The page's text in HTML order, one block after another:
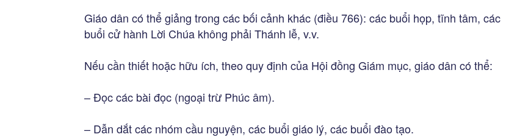
Giáo dân có thể giảng trong các bối cảnh khác (điều 766): các buổi họp, tĩnh tâm, các
buổi cử hành Lời Chúa không phải Thánh lễ, v.v.
Nếu cần thiết hoặc hữu ích, theo quy định của Hội đồng Giám mục, giáo dân có thể:
– Đọc các bài đọc (ngoại trừ Phúc âm).
– Dẫn dắt các nhóm cầu nguyện, các buổi giáo lý, các buổi đào tạo.